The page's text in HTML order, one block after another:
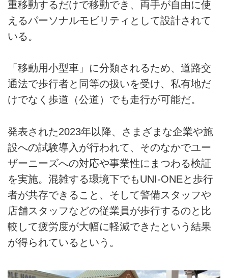
重移動するだけで移動でき、両手が自由に使
えるパーソナルモビリティとして設計されて
いる。
「移動用小型車」に分類されるため、道路交
通法で歩行者と同等の扱いを受け、私有地だ
けでなく歩道（公道）でも走行が可能だ。
発表された2023年以降、さまざまな企業や施
設への試験導入が行われて、そのなかでユー
ザーニーズへの対応や事業性にまつわる検証
を実施。混雑する環境下でもUNI-ONEと歩行
者が共存できること、そして警備スタッフや
店舗スタッフなどの従業員が歩行するのと比
較して疲労度が大幅に軽減できたという結果
が得られているという。